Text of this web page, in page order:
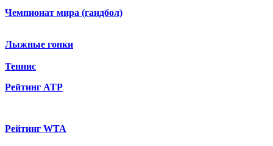
Чемпионат мира (гандбол)
Лыжные гонки
Теннис
Рейтинг ATP
Рейтинг WTA